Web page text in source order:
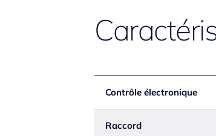
Contrôle électronique
Raccord